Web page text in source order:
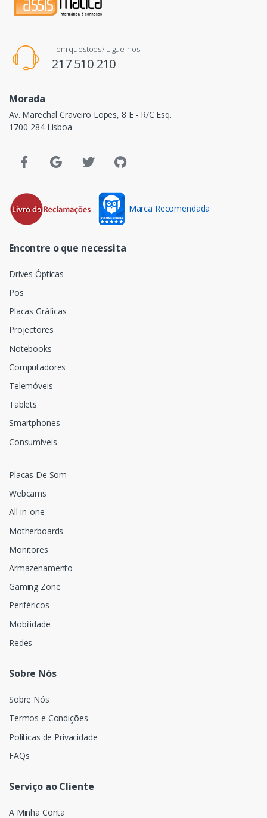
Tem questões? Ligue-nos!
217 510 210
Morada
Av. Marechal Craveiro Lopes, 8 E - R/C Esq.
1700-284 Lisboa
Marca Recomendada
Encontre o que necessita
Drives Ópticas
Pos
Placas Gráficas
Projectores
Notebooks
Computadores
Telemóveis
Tablets
Smartphones
Consumíveis
Placas De Som
Webcams
All-in-one
Motherboards
Monitores
Armazenamento
Gaming Zone
Periféricos
Mobilidade
Redes
Sobre Nós
Sobre Nós
Termos e Condições
Políticas de Privacidade
FAQs
Serviço ao Cliente
A Minha Conta